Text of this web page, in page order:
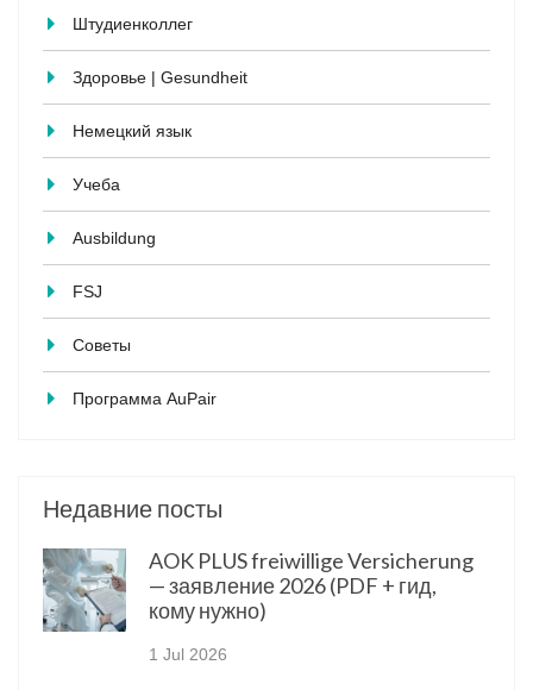
Штудиенколлег
Здоровье | Gesundheit
Немецкий язык
Учеба
Ausbildung
FSJ
Советы
Программа AuPair
Недавние посты
AOK PLUS freiwillige Versicherung
— заявление 2026 (PDF + гид,
кому нужно)
1 Jul 2026